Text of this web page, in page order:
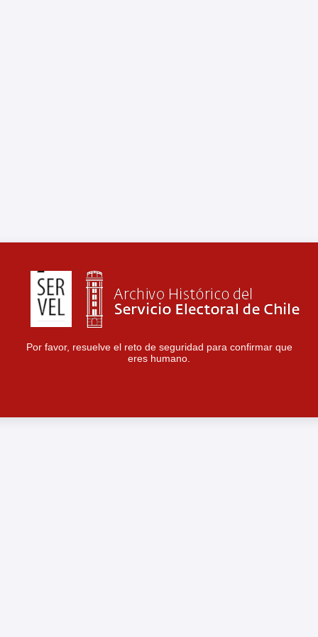
Por favor, resuelve el reto de seguridad para confirmar que
eres humano.